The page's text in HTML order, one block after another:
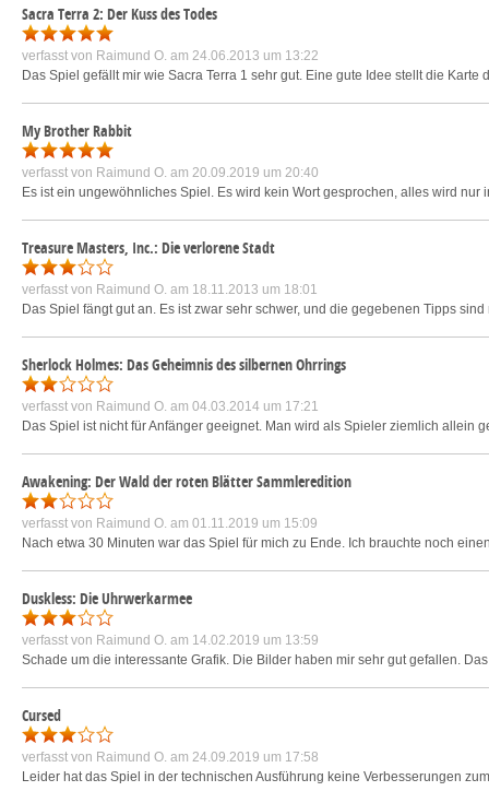
Sacra Terra 2: Der Kuss des Todes
verfasst von Raimund O. am 24.06.2013 um 13:22
Das Spiel gefällt mir wie Sacra Terra 1 sehr gut. Eine gute Idee stellt die
My Brother Rabbit
verfasst von Raimund O. am 20.09.2019 um 20:40
Es ist ein ungewöhnliches Spiel. Es wird kein Wort gesprochen, alles wird
Treasure Masters, Inc.: Die verlorene Stadt
verfasst von Raimund O. am 18.11.2013 um 18:01
Das Spiel fängt gut an. Es ist zwar sehr schwer, und die gegebenen Tipps
Sherlock Holmes: Das Geheimnis des silbernen Ohrrings
verfasst von Raimund O. am 04.03.2014 um 17:21
Das Spiel ist nicht für Anfänger geeignet. Man wird als Spieler ziemlich allein
Awakening: Der Wald der roten Blätter Sammleredition
verfasst von Raimund O. am 01.11.2019 um 15:09
Nach etwa 30 Minuten war das Spiel für mich zu Ende. Ich brauchte noch
Duskless: Die Uhrwerkarmee
verfasst von Raimund O. am 14.02.2019 um 13:59
Schade um die interessante Grafik. Die Bilder haben mir sehr gut gefallen.
Cursed
verfasst von Raimund O. am 24.09.2019 um 17:58
Leider hat das Spiel in der technischen Ausführung keine Verbesserungen